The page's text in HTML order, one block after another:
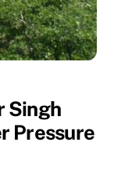
Singh
Pressure